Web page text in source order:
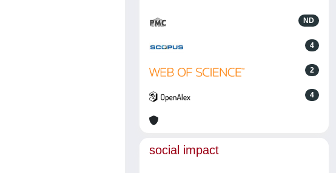
ND
4
2
4
social impact